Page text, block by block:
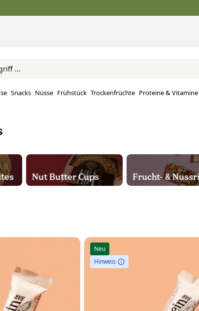
Snacks Nüsse Frühstück Trockenfrüchte Proteine ​​& Vitamine
Nut Butter Cups Frucht- &
Neu
Hinweis